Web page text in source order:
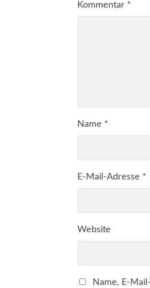
Kommentar *
Name *
E-Mail-Adresse *
Website
Name, E-